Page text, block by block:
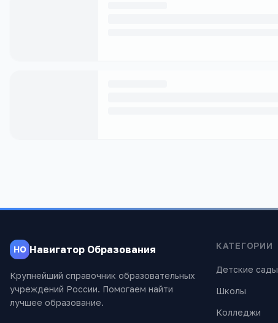
НО Навигатор Образования
Крупнейший справочник образовательных
учреждений России. Помогаем найти
лучшее образование.
КАТЕГОРИИ
Детские сады
Школы
Колледжи